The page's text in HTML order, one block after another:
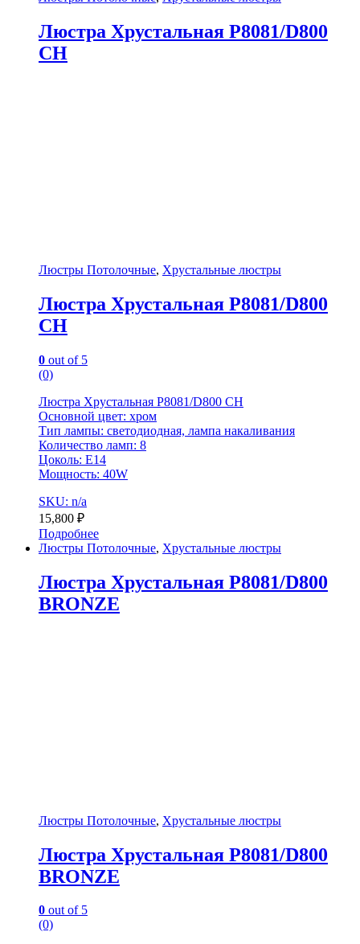
Люстра Хрустальная P8081/D800
CH
Люстры Потолочные, Хрустальные люстры
Люстра Хрустальная P8081/D800
CH
0 out of 5
(0)
Люстра Хрустальная P8081/D800 CH
Основной цвет: хром
Тип лампы: светодиодная, лампа накаливания
Количество ламп: 8
Цоколь: E14
Мощность: 40W
SKU: n/a
15,800 ₽
Подробнее
Люстры Потолочные, Хрустальные люстры
Люстра Хрустальная P8081/D800
BRONZE
Люстры Потолочные, Хрустальные люстры
Люстра Хрустальная P8081/D800
BRONZE
0 out of 5
(0)